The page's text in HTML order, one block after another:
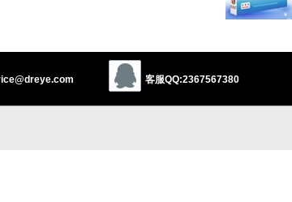
源于：《简明牛津英语词典》
客服QQ:2367567380